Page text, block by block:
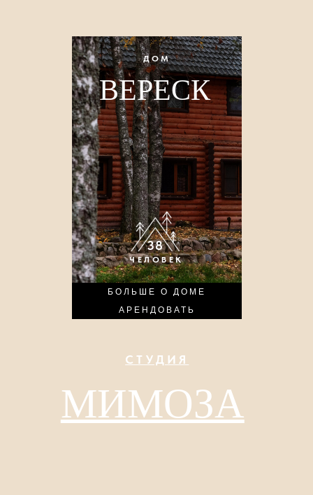
БОЛЬШЕ О ДОМЕ
АРЕНДОВАТЬ
ВЕРЕСК
38
ЧЕЛОВЕК
ДОМ
БОЛЬШЕ О ДОМЕ
ГРУЗДЬ
ЧЕЛОВЕК
6
ДОМ
КЛЁН